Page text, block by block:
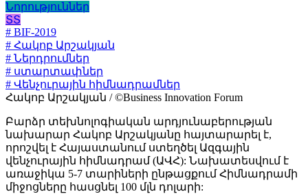
Նորություններ
ՏՏ
# BIF-2019
# Հակոբ Արշակյան
# Ներդրումներ
# ստարտափներ
# Վենչուրային հիմնադրամներ
Հակոբ Արշակյան / ©Business Innovation Forum
Բարձր տեխնոլոգիական արդյունաբերության
նախարար Հակոբ Արշակյանը հայտարարել է,
որոշվել է Հայաստանում ստեղծել Ազգային
վենչուրային հիմնադրամ (ԱՎՀ): Նախատեսվում է
առաջիկա 5-7 տարիների ընթացքում Հիմնադրամի
միջոցները հասցնել 100 մլն դոլարի: